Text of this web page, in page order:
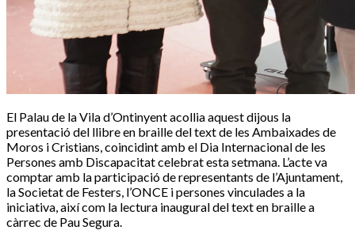
El Palau de la Vila d’Ontinyent acollia aquest dijous la
presentació del llibre en braille del text de les Ambaixades de
Moros i Cristians, coincidint amb el Dia Internacional de les
Persones amb Discapacitat celebrat esta setmana. L’acte va
comptar amb la participació de representants de l’Ajuntament,
la Societat de Festers, l’ONCE i persones vinculades a la
iniciativa, així com la lectura inaugural del text en braille a
càrrec de Pau Segura.